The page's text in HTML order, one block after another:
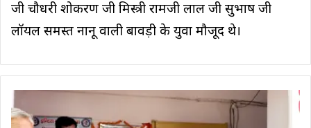
जी चौधरी शोकरण जी मिस्त्री रामजी लाल जी सुभाष जी
लॉयल समस्त नानू वाली बावड़ी के युवा मौजूद थे।